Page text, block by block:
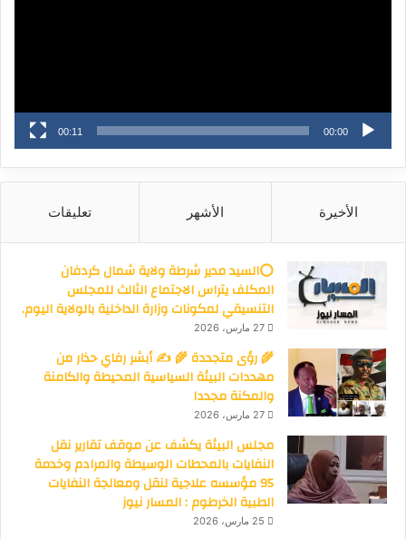
00:00
00:11
الأخيرة الأشهر تعليقات
⭕السيد مدير شرطة ولاية شمال كردفان
المكلف يتراس الاجتماع الثالث للمجلس
التنسيقي لمكونات وزارة الداخلية بالولاية اليوم.
27 مارس، 2026
🌾 رؤى متجددة 🌾 ✍️ أبشر رفاي حذار من
مهددات البيئة السياسية المحيطة والكامنة
والمكنة مجددا
27 مارس، 2026
مجلس البيئة يكشف عن موقف تقارير نقل
النفايات بالمحطات الوسيطة والمرادم وخدمة
95 مؤسسه علاجية لنقل ومعالجة النفايات
الطبية الخرطوم : المسار نيوز
25 مارس، 2026